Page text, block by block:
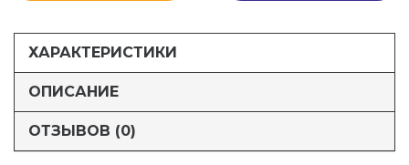
ХАРАКТЕРИСТИКИ
ОПИСАНИЕ
ОТЗЫВОВ (0)